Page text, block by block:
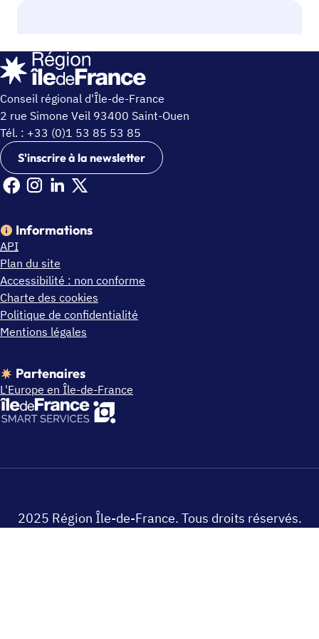
Conseil régional d'Île-de-France
2 rue Simone Veil 93400 Saint-Ouen
Tél. : +33 (0)1 53 85 53 85
S'inscrire à la newsletter
Facebook Ile de France (nouvelle fenêtre)
Instagram Ile de France (nouvelle fenêtre)
Linkedin Ile de France (nouvelle fenêtre)
X Ile de France (nouvelle fenêtre)
Informations
API
Plan du site
Accessibilité : non conforme
Charte des cookies
Politique de confidentialité
Mentions légales
Partenaires
L'Europe en Île-de-France
2025 Région Île-de-France. Tous droits réservés.